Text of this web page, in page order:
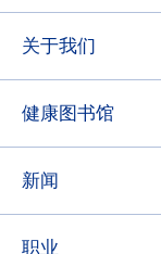
关于我们
健康图书馆
新闻
职业